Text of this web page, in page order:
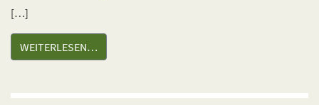
[…]
WEITERLESEN…